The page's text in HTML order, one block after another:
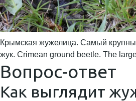
Крымская жужелица. Самый
жук. Crimean ground beetle. The
Вопрос-ответ
Как выглядит